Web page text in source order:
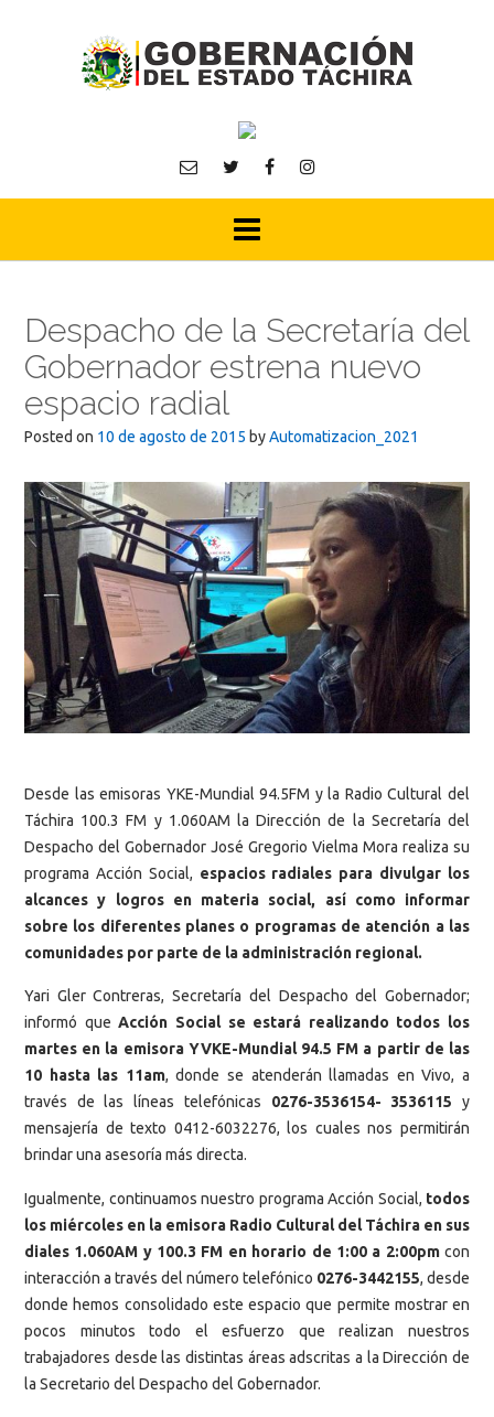
Despacho de la Secretaría del
Gobernador estrena nuevo
espacio radial
Posted on 10 de agosto de 2015 byAutomatizacion_2021
Desde las emisoras YKE-Mundial 94.5FM y la Radio Cultural del
Táchira 100.3 FM y 1.060AM la Dirección de la Secretaría del
Despacho del Gobernador José Gregorio Vielma Mora realiza su
programa Acción Social, espacios radiales para divulgar los
alcances y logros en materia social, así como informar
sobre los diferentes planes o programas de atención a las
comunidades por parte de la administración regional.
Yari Gler Contreras, Secretaría del Despacho del Gobernador;
informó queAcción Social se estará realizando todos los
martes en la emisora YVKE-Mundial 94.5 FM a partir de las
10 hasta las 11am, donde se atenderán llamadas en Vivo, a
través de las líneas telefónicas 0276-3536154- 3536115 y
mensajería de texto 0412-6032276, los cuales nos permitirán
brindar una asesoría más directa.
Igualmente, continuamos nuestro programa Acción Social, todos
los miércoles en la emisora Radio Cultural del Táchira en sus
diales 1.060AM y 100.3 FM en horario de 1:00 a 2:00pmcon
interacción a través del número telefónico 0276-3442155, desde
donde hemos consolidado este espacio que permite mostrar en
pocos minutos todo el esfuerzo que realizan nuestros
trabajadores desde las distintas áreas adscritas a la Dirección de
la Secretario del Despacho del Gobernador.